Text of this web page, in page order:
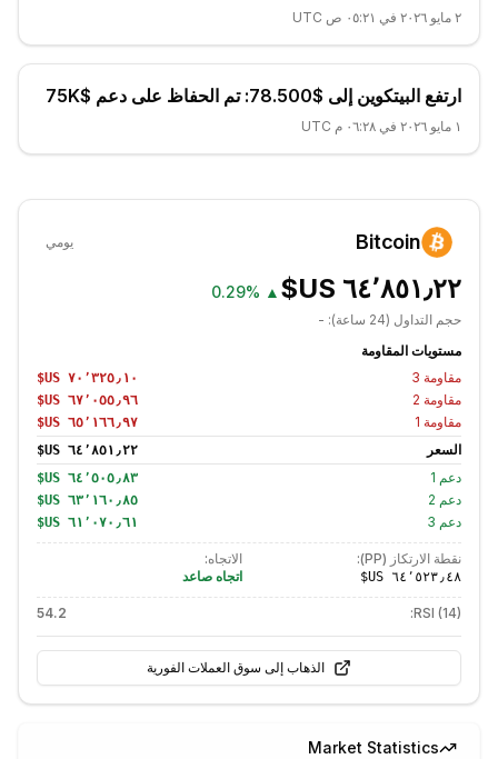
٢ مايو ٢٠٢٦ في ٠٥:٢١ ص UTC
ارتفع البيتكوين إلى $78.500: تم الحفاظ على دعم $75K
١ مايو ٢٠٢٦ في ٠٦:٢٨ م UTC
Bitcoin يومي
▲
0.29%
حجم التداول (24 ساعة):
-
مستويات المقاومة
مقاومة 3
مقاومة 2
مقاومة 1
السعر
دعم 1
دعم 2
دعم 3
نقطة الارتكاز (PP):
الاتجاه:
اتجاه صاعد
RSI (14):
54.2
الذهاب إلى سوق العملات الفورية
Market Statistics